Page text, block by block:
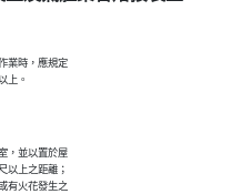
業時，應規定
上。
，並以置於屋
以上之距離；
有火花發生之